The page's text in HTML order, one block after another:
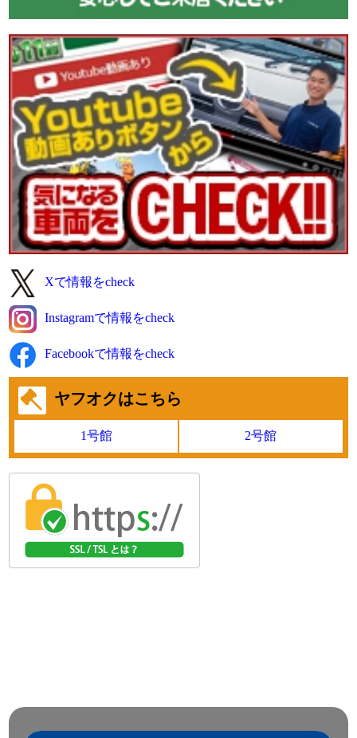
【商品番号:14459】Lゲートダンプ H29 レンジャー 極東開発
製 積載3.5t 電動コボレーン 走行4.4万km
☎0120-93-8833 営業担当:眞籠
「HP見て」とお伝えいただけるとスムーズです❗
2026-07-29
メッキやステンレスパーツがステキな
こちらの車両をピックアップ(ノ*˙˘˙)ノ =͟͟͞͞♡ブォン
●本日ご紹介車両●
【商品番号:14480】アルミブロック 平ボディ H18 レンジャー
増トン 2デフ シートキャリア付 リターダー付
☎0120-98-1457 営業担当:千葉
「HP見て」とお伝えいただけるとスムーズです❗
2026-07-28
雨が降っていたりやんだりで湿気が多いです。
今日も元気に頑張りましょう!
●本日ご紹介車両●
【商品番号:14238】簡易クレーン付 平ボディ H11 キャンター
古河ユニック製 4段ブーム ラジコン(無線) 2.2t吊り
☎0120-93-8833 営業担当:眞籠
「HP見て」とお伝えいただけるとスムーズです❗
2026-07-27
今週も元気にスタートしました。
天気は急な雷雨があるかも!?
●本日ご紹介車両●
【商品番号:14460】トレーラーセット H20 ギガ PTO付 東急
製 傾斜台車 傾斜角度 34°/39.5°/45.5°
☎0120-98-1457 営業担当:遠山
☎0120-93-8833 営業担当:児玉
Xで情報をcheck
Instagramで情報をcheck
Facebookで情報をcheck
ヤフオクはこちら
1号館 2号館